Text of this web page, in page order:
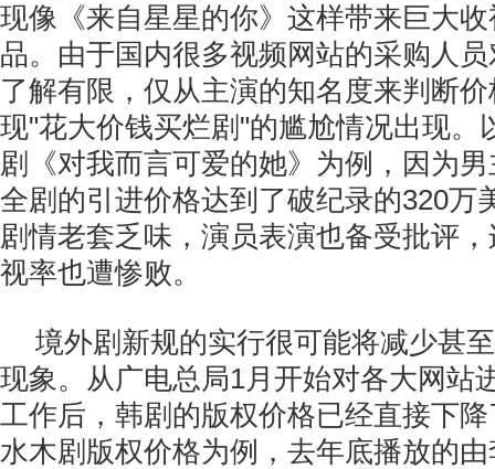
现像《来自星星的你》这样带来巨大
品。由于国内很多视频网站的采购人
了解有限，仅从主演的知名度来判断
现"花大价钱买烂剧"的尴尬情况出现。
剧《对我而言可爱的她》为例，因为
全剧的引进价格达到了破纪录的320万
剧情老套乏味，演员表演也备受批评
视率也遭惨败。
境外剧新规的实行很可能将减少甚
现象。从广电总局1月开始对各大网站
工作后，韩剧的版权价格已经直接下
水木剧版权价格为例，去年底播放的